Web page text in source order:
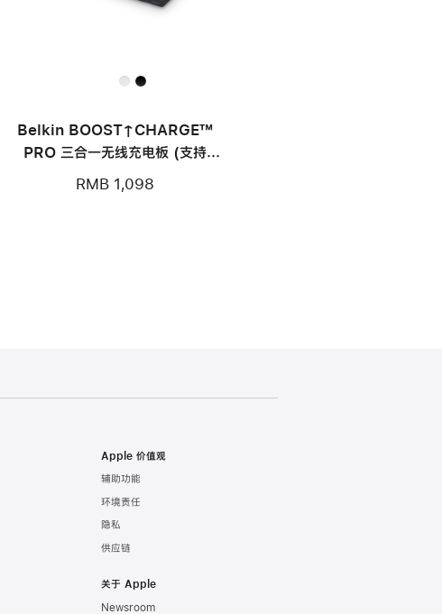
Belkin BOOST↑CHARGE™
PRO 三合一无线充电板 (支持
RMB 1,098
Apple 价值观
辅助功能
环境责任
隐私
供应链
关于 Apple
Newsroom